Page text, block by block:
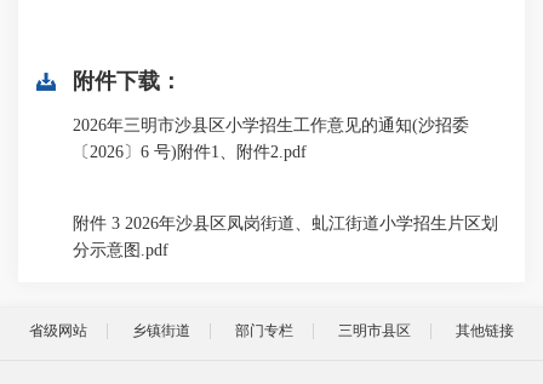
附件下载：
2026年三明市沙县区小学招生工作意见的通知(沙招委
〔2026〕6 号)附件1、附件2.pdf
附件 3 2026年沙县区凤岗街道、虬江街道小学招生片区划
分示意图.pdf
省级网站 乡镇街道 部门专栏 三明市县区 其他链接